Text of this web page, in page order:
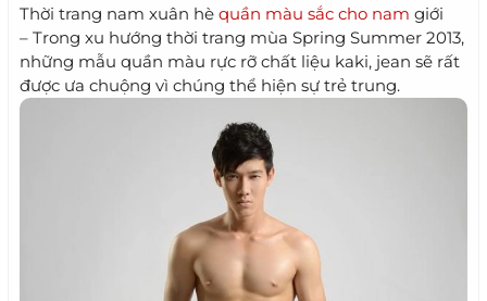
Thời trang nam xuân hè quần màu sắc cho nam giới
– Trong xu hướng thời trang mùa Spring Summer 2013,
những mẫu quần màu rực rỡ chất liệu kaki, jean sẽ rất
được ưa chuộng vì chúng thể hiện sự trẻ trung.